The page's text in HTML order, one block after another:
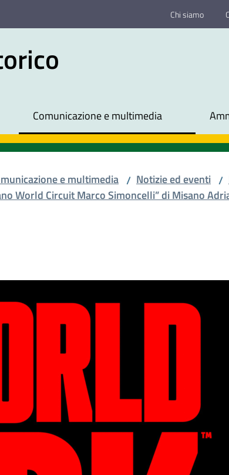
Chi siamo
Comunicazione e multimedia
e multimedia / Notizie ed eventi /
World Circuit Marco Simoncelli” di Misano